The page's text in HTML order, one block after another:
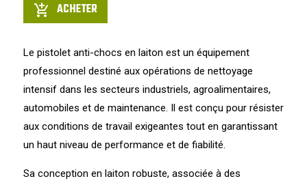
add_shopping_cart ACHETER
Le pistolet anti-chocs en laiton est un équipement
professionnel destiné aux opérations de nettoyage
intensif dans les secteurs industriels, agroalimentaires,
automobiles et de maintenance. Il est conçu pour résister
aux conditions de travail exigeantes tout en garantissant
un haut niveau de performance et de fiabilité.
Sa conception en laiton robuste, associée à des